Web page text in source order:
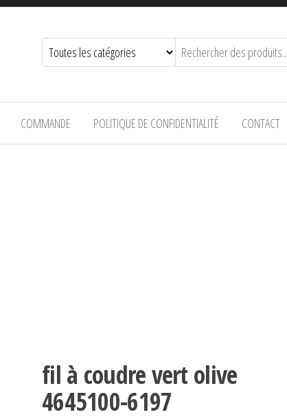
COMMANDE POLITIQUE DE CONFIDENTIALITÉ CONTACT
fil à coudre vert olive
4645100-6197